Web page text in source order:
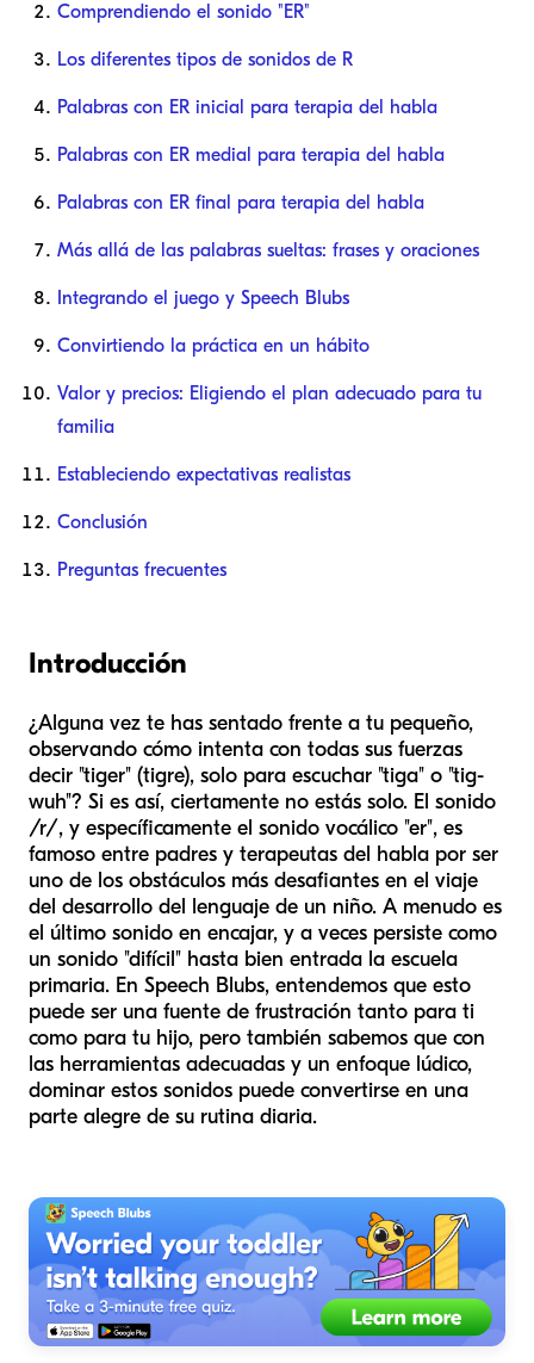
Comprendiendo el sonido "ER"
Los diferentes tipos de sonidos de R
Palabras con ER inicial para terapia del habla
Palabras con ER medial para terapia del habla
Palabras con ER final para terapia del habla
Más allá de las palabras sueltas: frases y oraciones
Integrando el juego y Speech Blubs
Convirtiendo la práctica en un hábito
Valor y precios: Eligiendo el plan adecuado para tu
familia
Estableciendo expectativas realistas
Conclusión
Preguntas frecuentes
Introducción
¿Alguna vez te has sentado frente a tu pequeño,
observando cómo intenta con todas sus fuerzas
decir "tiger" (tigre), solo para escuchar "tiga" o "tig-
wuh"? Si es así, ciertamente no estás solo. El sonido
/r/, y específicamente el sonido vocálico "er", es
famoso entre padres y terapeutas del habla por ser
uno de los obstáculos más desafiantes en el viaje
del desarrollo del lenguaje de un niño. A menudo es
el último sonido en encajar, y a veces persiste como
un sonido "difícil" hasta bien entrada la escuela
primaria. En Speech Blubs, entendemos que esto
puede ser una fuente de frustración tanto para ti
como para tu hijo, pero también sabemos que con
las herramientas adecuadas y un enfoque lúdico,
dominar estos sonidos puede convertirse en una
parte alegre de su rutina diaria.